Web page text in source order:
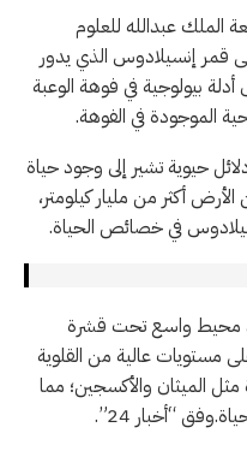
الملك عبدالله للعلوم
قمر إنسيلادوس الذي يدور
بيولوجية في فوهة الوعبة
الموجودة في الفوهة.
حيوية تشير إلى وجود حياة
أكثر من مليار كيلومتر،
في خصائص الحياة.
محيط واسع تحت قشرة
مستويات عالية من القلوية
الميثان والأكسجين؛ مما
“أخبار 24”.